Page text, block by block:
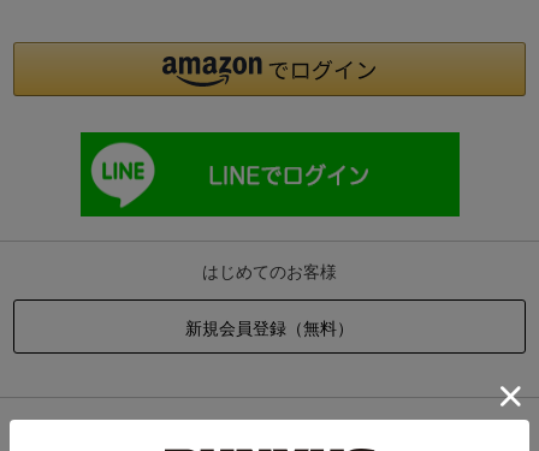
はじめてのお客様